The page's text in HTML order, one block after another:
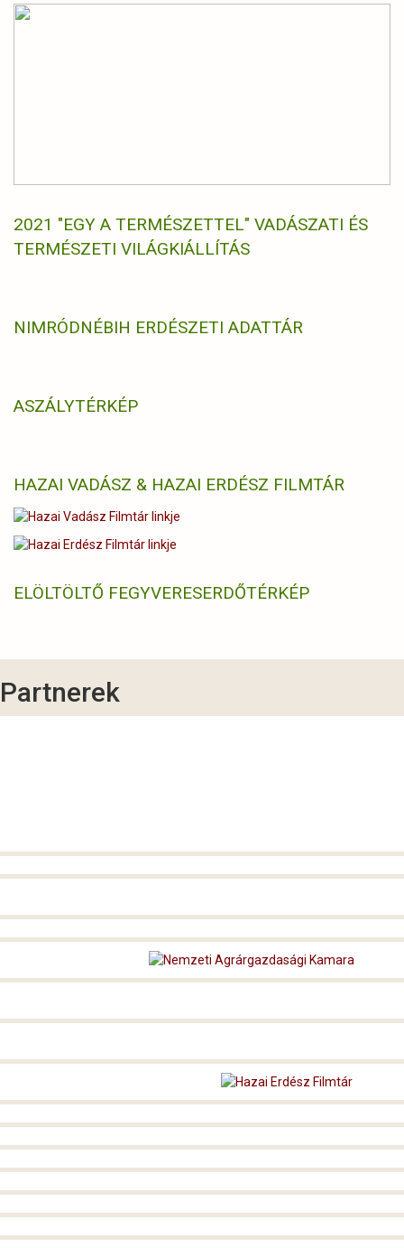
2021 "EGY A TERMÉSZETTEL" VADÁSZATI ÉS
TERMÉSZETI VILÁGKIÁLLÍTÁS
NIMRÓDNÉBIH ERDÉSZETI ADATTÁR
ASZÁLYTÉRKÉP
HAZAI VADÁSZ & HAZAI ERDÉSZ FILMTÁR
ELÖLTÖLTŐ FEGYVERESERDŐTÉRKÉP
Partnerek